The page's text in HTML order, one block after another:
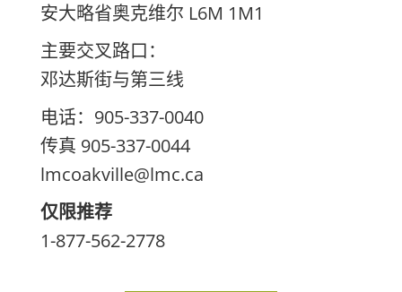
安大略省奥克维尔 L6M 1M1
主要交叉路口：
邓达斯街与第三线
电话：905-337-0040
传真 905-337-0044
lmcoakville@lmc.ca
仅限推荐
1-877-562-2778